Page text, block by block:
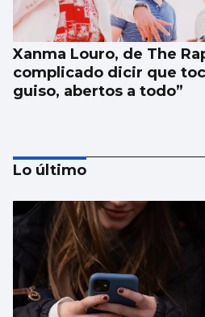
Xanma Louro, de The
complicado dicir que
guiso, abertos a todo”
Lo último